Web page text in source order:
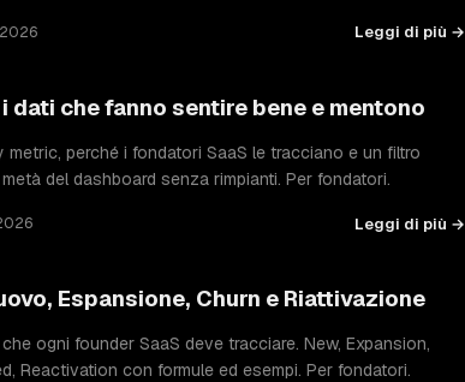
Leggi di più →
dati che fanno sentire bene e mentono
perché i fondatori SaaS le tracciano e un filtro
del dashboard senza rimpianti. Per fondatori.
Leggi di più →
Espansione, Churn e Riattivazione
ogni founder SaaS deve tracciare. New, Expansion,
Reactivation con formule ed esempi. Per fondatori.